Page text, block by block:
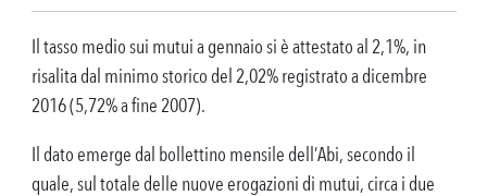
Il tasso medio sui mutui a gennaio si è attestato al 2,1%, in
risalita dal minimo storico del 2,02% registrato a dicembre
2016 (5,72% a fine 2007).
Il dato emerge dal bollettino mensile dell’Abi, secondo il
quale, sul totale delle nuove erogazioni di mutui, circa i due